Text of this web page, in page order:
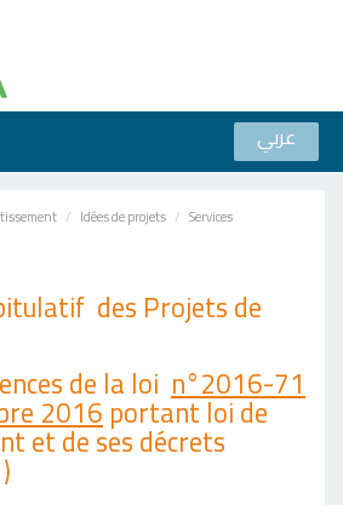
عربي
Idées de projets Services
des Projets de
de la loi n°2016-71
2016portant loi de
et de ses décrets